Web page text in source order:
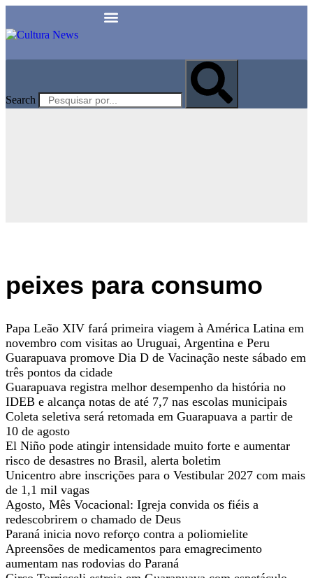
Search
peixes para consumo
Papa Leão XIV fará primeira viagem à América Latina em
novembro com visitas ao Uruguai, Argentina e Peru
Guarapuava promove Dia D de Vacinação neste sábado em
três pontos da cidade
Guarapuava registra melhor desempenho da história no
IDEB e alcança notas de até 7,7 nas escolas municipais
Coleta seletiva será retomada em Guarapuava a partir de
10 de agosto
El Niño pode atingir intensidade muito forte e aumentar
risco de desastres no Brasil, alerta boletim
Unicentro abre inscrições para o Vestibular 2027 com mais
de 1,1 mil vagas
Agosto, Mês Vocacional: Igreja convida os fiéis a
redescobrirem o chamado de Deus
Paraná inicia novo reforço contra a poliomielite
Apreensões de medicamentos para emagrecimento
aumentam nas rodovias do Paraná